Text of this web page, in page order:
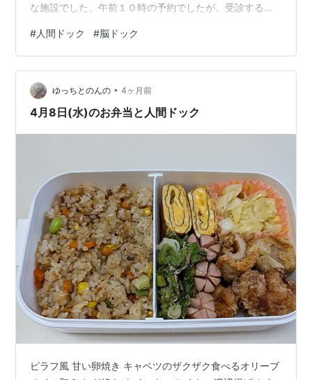
な施設でした。午前１０時の予約でしたが、受診する人
したが、午後の方が空いてるっぽいですね。 オプション
の検診のパンフレットを見て、脳ドックとViewアレルギ
ー39という検査を追加しました。合わせて52800円な
り。アレルギー検査は当日そのまま追加、脳ドックはMRI
の予約が取れず翌日に受診することにしました。アレル
#人間ドック #脳ドック
ゆっちとのんの • 4ヶ月前
4月8日(水)のお弁当と人間ドック
ピラフ風 甘い卵焼き キャベツのザクザク食べるオリーブ